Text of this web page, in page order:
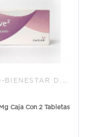
Caja Con 2 Tabletas